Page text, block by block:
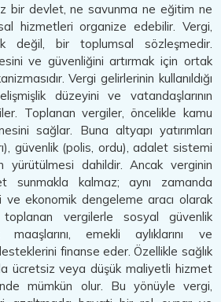
bir devlet, ne savunma ne eğitim ne
hizmetleri organize edebilir. Vergi,
değil, bir toplumsal sözleşmedir.
ve güvenliğini artırmak için ortak
Vergi gelirlerinin kullanıldığı
düzeyini ve vatandaşlarının
Toplanan vergiler, öncelikle kamu
sağlar. Buna altyapı yatırımları
güvenlik (polis, ordu), adalet sistemi
yürütülmesi dahildir. Ancak verginin
sunmakla kalmaz; aynı zamanda
ekonomik dengeleme aracı olarak
toplanan vergilerle sosyal güvenlik
maaşlarını, emekli aylıklarını ve
finanse eder. Özellikle sağlık
ücretsiz veya düşük maliyetli hizmet
mümkün olur. Bu yönüyle vergi,